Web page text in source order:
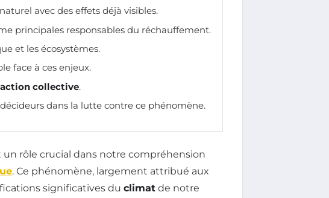
avec des effets déjà visibles.
principales responsables du réchauffement.
et les écosystèmes.
face à ces enjeux.
action collective.
dans la lutte contre ce phénomène.
rôle crucial dans notre compréhension
. Ce phénomène, largement attribué aux
significatives du climat de notre